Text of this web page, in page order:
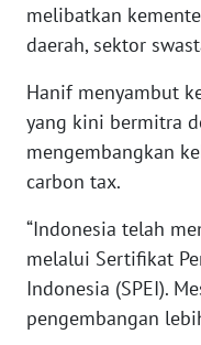
melibatkan
daerah, sektor
Hanif menyambut
yang kini bermitra
mengembangkan
carbon tax.
“Indonesia telah
melalui Sertifikat
Indonesia (SPEI).
pengembangan
WN
WN
KEPRI
PAPUA
WN
PAPUA
BARAT